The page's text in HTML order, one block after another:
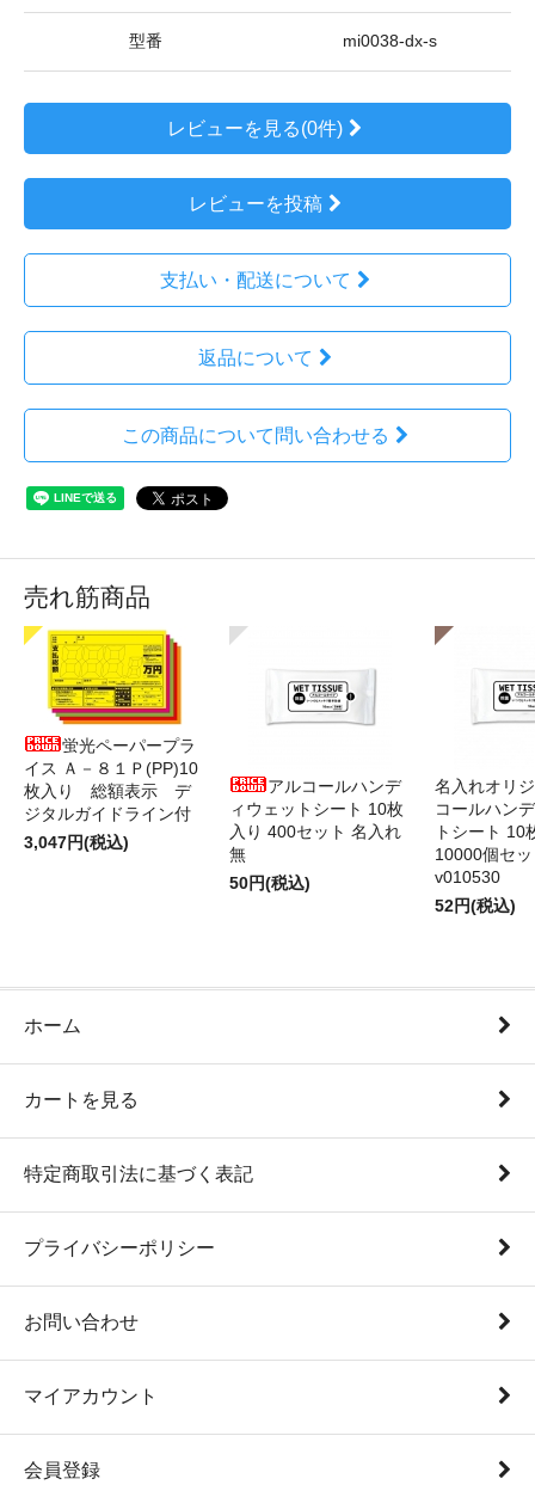
型番 mi0038-dx-s
レビューを見る(0件)
レビューを投稿
支払い・配送について
返品について
この商品について問い合わせる
売れ筋商品
蛍光ペーパープラ
イス Ａ－８１Ｐ(PP)10
枚入り 総額表示 デ
ジタルガイドライン付
3,047円(税込)
アルコールハンデ
ィウェットシート 10枚
入り 400セット 名入れ
無
50円(税込)
名入れオリ
コールハン
トシート 10
10000個セ
v010530
52円(税込)
ホーム
カートを見る
特定商取引法に基づく表記
プライバシーポリシー
お問い合わせ
マイアカウント
会員登録